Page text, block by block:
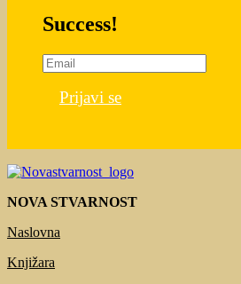
Success!
Prijavi se
NOVA STVARNOST
Naslovna
Knjižara